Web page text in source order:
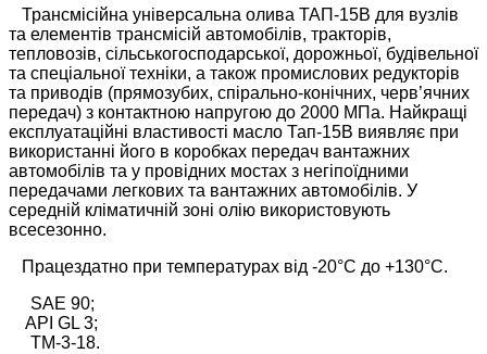
Трансмісійна універсальна олива ТАП-15В для вузлів
та елементів трансмісій автомобілів, тракторів,
тепловозів, сільськогосподарської, дорожньої, будівельної
та спеціальної техніки, а також промислових редукторів
та приводів (прямозубих, спірально-конічних, черв’ячних
передач) з контактною напругою до 2000 МПа. Найкращі
експлуатаційні властивості масло Тап-15В виявляє при
використанні його в коробках передач вантажних
автомобілів та у провідних мостах з негіпоїдними
передачами легкових та вантажних автомобілів. У
середній кліматичній зоні олію використовують
всесезонно.
Працездатно при температурах від -20°С до +130°С.
SAE 90;
API GL 3;
ТМ-3-18.